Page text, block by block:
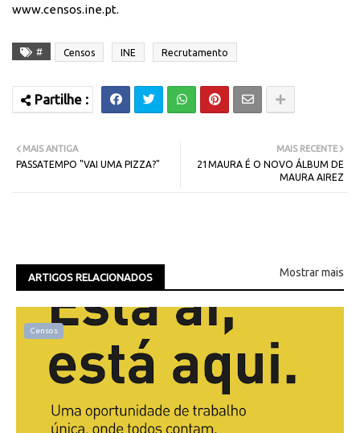
www.censos.ine.pt.
# Censos INE Recrutamento
MAIS RECENTE
21MAURA É O NOVO ÁLBUM DE
MAURA AIREZ
MAIS ANTIGA
PASSATEMPO "VAI UMA PIZZA?"
ARTIGOS RELACIONADOS Mostrar mais
Censos